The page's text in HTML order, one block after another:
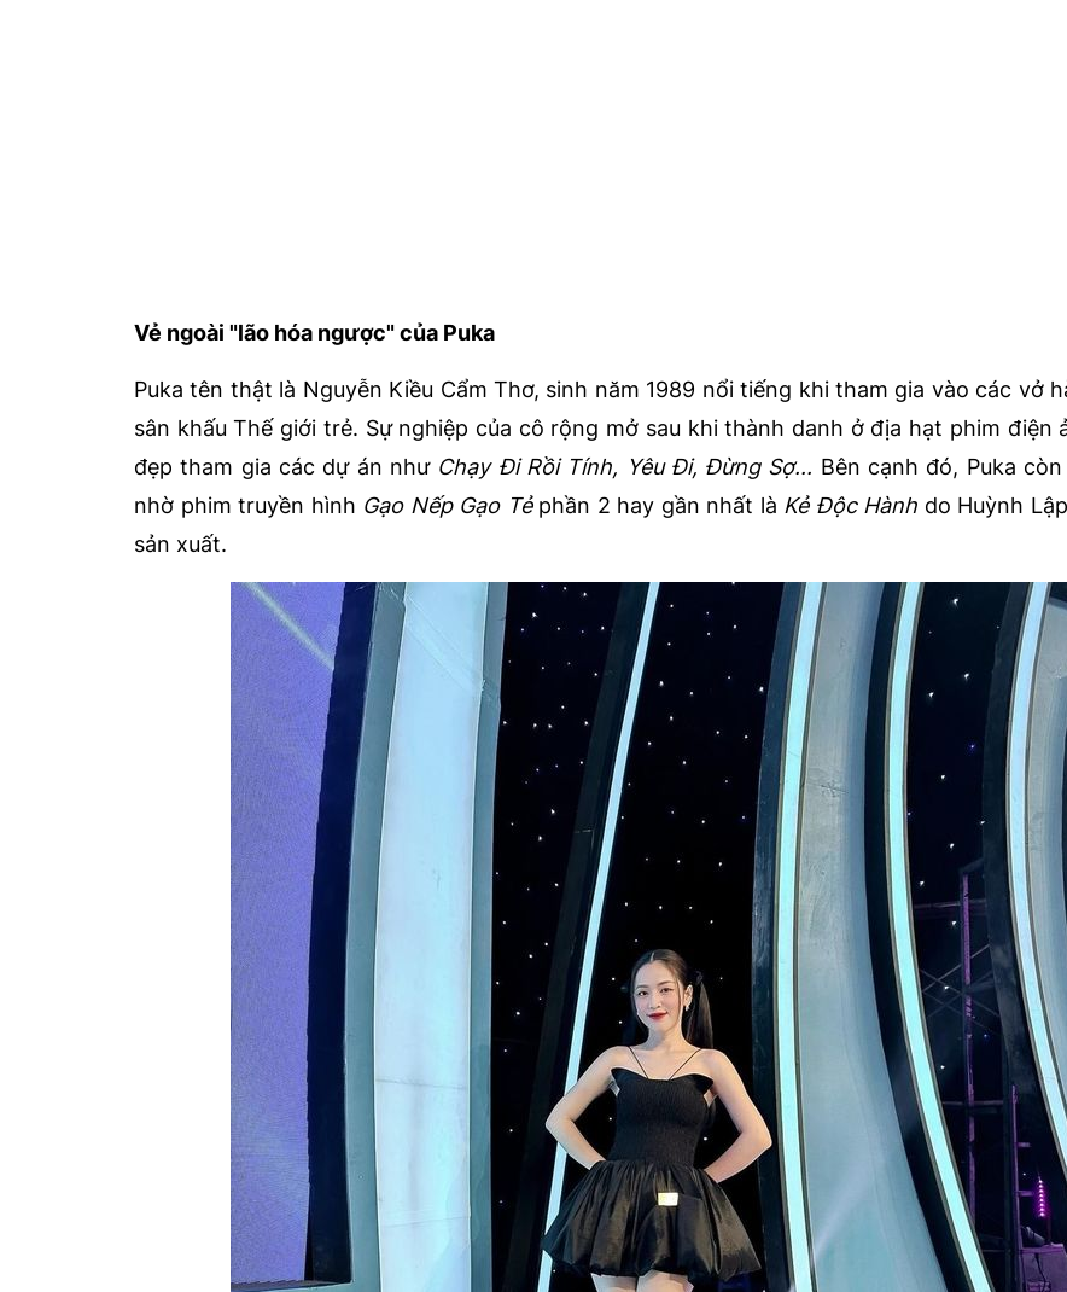
Vẻ ngoài "lão hóa ngược" của Puka
Puka tên thật là Nguyễn Kiều Cẩm Thơ, sinh năm 1989 nổi tiếng khi tham gia vào các vở
sân khấu Thế giới trẻ. Sự nghiệp của cô rộng mở sau khi thành danh ở địa hạt phim điện
đẹp tham gia các dự án như Chạy Đi Rồi Tính, Yêu Đi, Đừng Sợ... Bên cạnh đó, Puka
nhờ phim truyền hình Gạo Nếp Gạo Tẻphần 2 hay gần nhất là Kẻ Độc Hành do Huỳnh
sản xuất.